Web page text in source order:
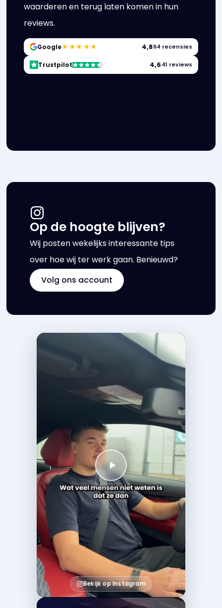
waarderen en terug laten komen in hun
reviews.
Google★★★★★ 4,864 recensies
Trustpilot 4,641 reviews
Op de hoogte blijven?
Wij posten wekelijks interessante tips
over hoe wij ter werk gaan. Benieuwd?
Volg ons account
Bekijk op Instagram